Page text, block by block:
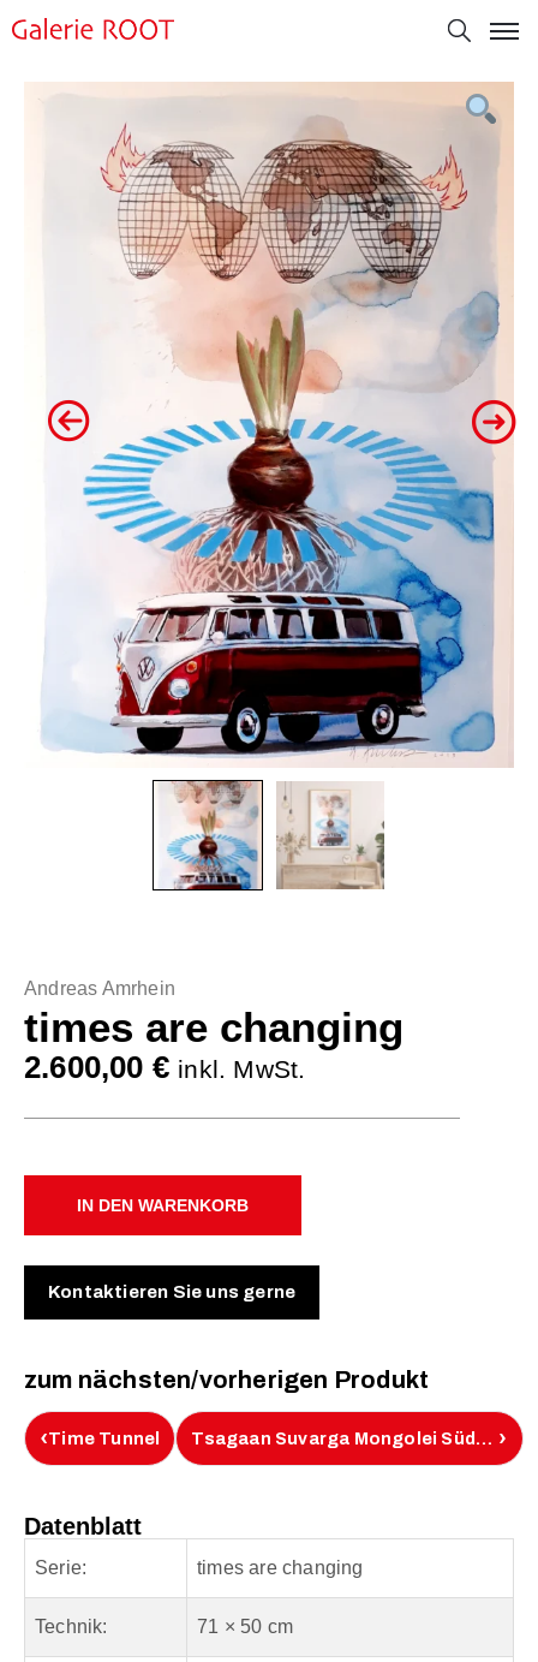
Andreas Amrhein
times are changing
2.600,00 € inkl. MwSt.
IN DEN WARENKORB
Kontaktieren Sie uns gerne
zum nächsten/vorherigen Produkt
‹Time Tunnel Tsagaan Suvarga Mongolei Süd-Gobi ›
Datenblatt
Serie: times are changing
Technik: 71 × 50 cm